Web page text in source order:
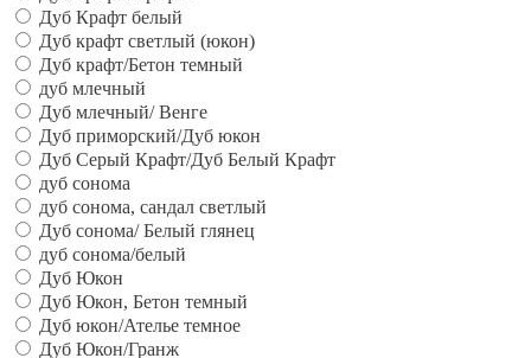
Дуб Крафт белый
Дуб крафт светлый (юкон)
Дуб крафт/Бетон темный
дуб млечный
Дуб млечный/ Венге
Дуб приморский/Дуб юкон
Дуб Серый Крафт/Дуб Белый Крафт
дуб сонома
дуб сонома, сандал светлый
Дуб сонома/ Белый глянец
дуб сонома/белый
Дуб Юкон
Дуб Юкон, Бетон темный
Дуб юкон/Ателье темное
Дуб Юкон/Гранж